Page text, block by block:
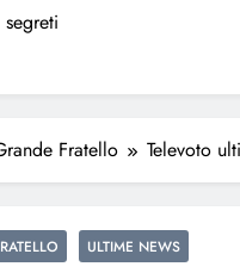
segreti
Fratello Televoto
ULTIME NEWS